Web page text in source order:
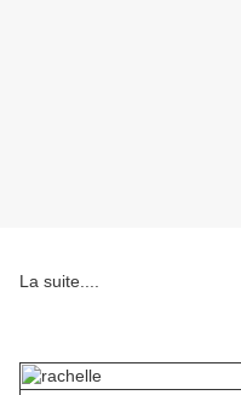
La suite....